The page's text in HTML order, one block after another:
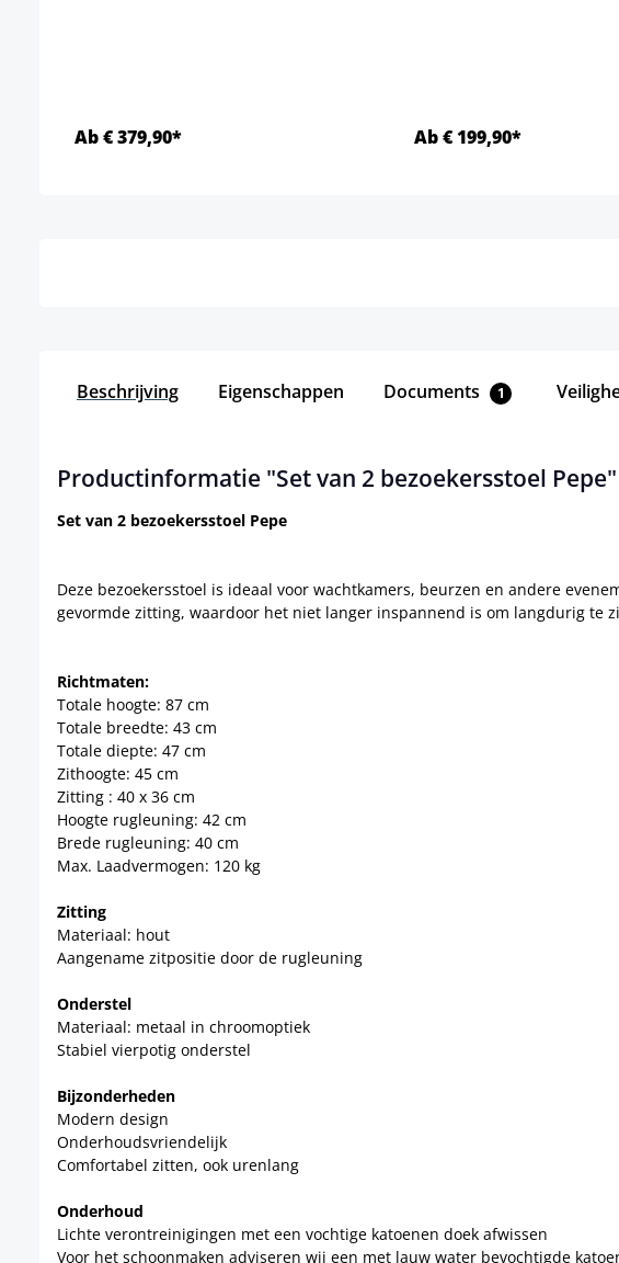
Ab € 379,90* Ab € 199,90*
Beschrijving Eigenschappen Documents 1
Productinformatie "Set van 2 bezoekersstoel Pepe"
Set van 2 bezoekersstoel Pepe
Deze bezoekersstoel is ideaal voor wachtkamers, beurzen en andere
gevormde zitting, waardoor het niet langer inspannend is om langdurig te
Richtmaten:
Totale hoogte: 87 cm
Totale breedte: 43 cm
Totale diepte: 47 cm
Zithoogte: 45 cm
Zitting : 40 x 36 cm
Hoogte rugleuning: 42 cm
Brede rugleuning: 40 cm
Max. Laadvermogen: 120 kg
Zitting
Materiaal: hout
Aangename zitpositie door de rugleuning
Onderstel
Materiaal: metaal in chroomoptiek
Stabiel vierpotig onderstel
Bijzonderheden
Modern design
Onderhoudsvriendelijk
Comfortabel zitten, ook urenlang
Onderhoud
Lichte verontreinigingen met een vochtige katoenen doek afwissen
Voor het schoonmaken adviseren wij een met lauw water bevochtigde